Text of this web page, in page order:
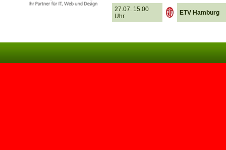
27.07. 15.00
Uhr
ETV Hamburg